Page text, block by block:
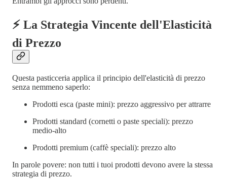
⚡ La Strategia Vincente dell'Elasticità
di Prezzo
Questa pasticceria applica il principio dell'elasticità di prezzo
senza nemmeno saperlo:
Prodotti esca (paste mini): prezzo aggressivo per attrarre
Prodotti standard (cornetti o paste speciali): prezzo
medio-alto
Prodotti premium (caffè speciali): prezzo alto
In parole povere: non tutti i tuoi prodotti devono avere la stessa
strategia di prezzo.